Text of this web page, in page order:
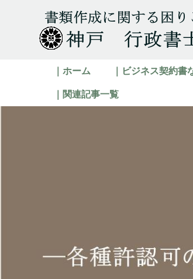
｜ホーム ｜ビジネス契約書
｜関連記事一覧